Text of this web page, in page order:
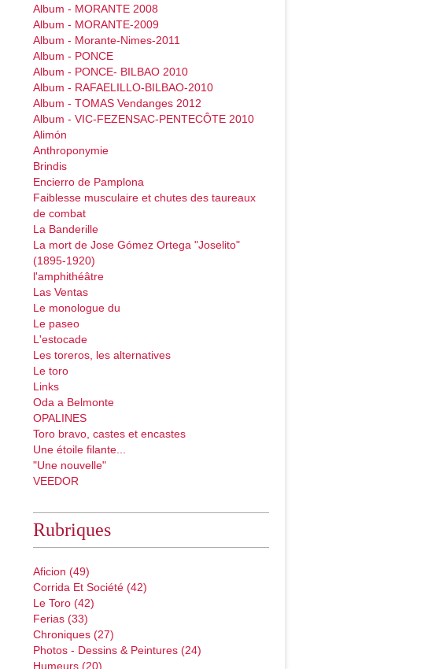
Album - MORANTE 2008
Album - MORANTE-2009
Album - Morante-Nimes-2011
Album - PONCE
Album - PONCE- BILBAO 2010
Album - RAFAELILLO-BILBAO-2010
Album - TOMAS Vendanges 2012
Album - VIC-FEZENSAC-PENTECÔTE 2010
Alimón
Anthroponymie
Brindis
Encierro de Pamplona
Faiblesse musculaire et chutes des taureaux
de combat
La Banderille
La mort de Jose Gómez Ortega "Joselito"
(1895-1920)
l'amphithéâtre
Las Ventas
Le monologue du
Le paseo
L'estocade
Les toreros, les alternatives
Le toro
Links
Oda a Belmonte
OPALINES
Toro bravo, castes et encastes
Une étoile filante...
"Une nouvelle"
VEEDOR
Rubriques
Aficion (49)
Corrida Et Société (42)
Le Toro (42)
Ferias (33)
Chroniques (27)
Photos - Dessins & Peintures (24)
Humeurs (20)